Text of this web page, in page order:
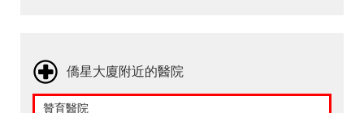
僑星大廈附近的醫院
贊育醫院